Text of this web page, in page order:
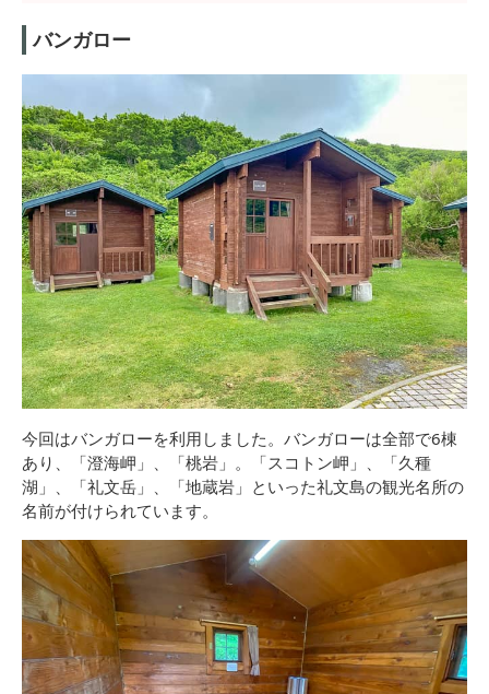
バンガロー
今回はバンガローを利用しました。バンガローは全部で6棟
あり、「澄海岬」、「桃岩」。「スコトン岬」、「久種
湖」、「礼文岳」、「地蔵岩」といった礼文島の観光名所の
名前が付けられています。